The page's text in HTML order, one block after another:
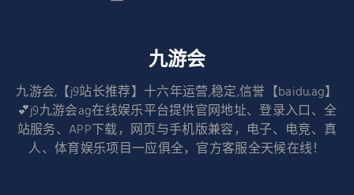
九游会
九游会,【j9站长推荐】十六年运营,稳定,信誉【baidu.ag】
💕j9九游会ag在线娱乐平台提供官网地址、登录入口、全
站服务、APP下载，网页与手机版兼容，电子、电竞、真
人、体育娱乐项目一应俱全，官方客服全天候在线！